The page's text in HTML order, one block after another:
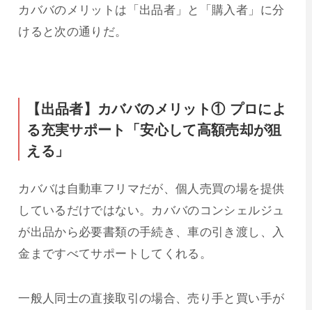
カババのメリットは「出品者」と「購入者」に分
けると次の通りだ。
【出品者】カババのメリット① プロによ
る充実サポート「安心して高額売却が狙
える」
カババは自動車フリマだが、個人売買の場を提供
しているだけではない。カババのコンシェルジュ
が出品から必要書類の手続き、車の引き渡し、入
金まですべてサポートしてくれる。
一般人同士の直接取引の場合、売り手と買い手が